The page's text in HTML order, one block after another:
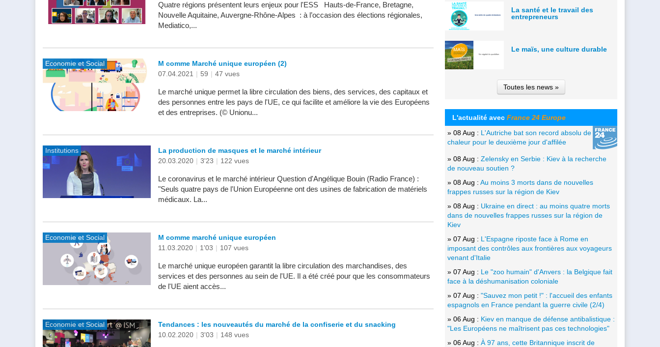
Quatre régions présentent leurs enjeux pour l'ESS Hauts-de-France, Bretagne,
Nouvelle Aquitaine, Auvergne-Rhône-Alpes : à l’occasion des élections régionales,
Mediatico,...
Economie et Social
M comme Marché unique européen (2)
07.04.2021 | 59 | 47 vues
Le marché unique permet la libre circulation des biens, des services, des capitaux et
des personnes entre les pays de l'UE, ce qui facilite et améliore la vie des Européens
et des entreprises. (© Unionu...
Institutions
La production de masques et le marché intérieur
20.03.2020 | 3'23 | 122 vues
Le coronavirus et le marché intérieur Question d'Angélique Bouin (Radio France) :
"Seuls quatre pays de l'Union Européenne ont des usines de fabrication de matériels
médicaux. La...
Economie et Social
M comme marché unique européen
11.03.2020 | 1'03 | 107 vues
Le marché unique européen garantit la libre circulation des marchandises, des
services et des personnes au sein de l'UE. Il a été créé pour que les consommateurs
de l'UE aient accès...
Economie et Social
Tendances : les nouveautés du marché de la confiserie et du snacking
10.02.2020 | 3'03 | 148 vues
La santé et le travail des
entrepreneurs
Le maïs, une culture durable
Toutes les news »
L'actualité avec France 24 Europe
» 08 Aug : L'Autriche bat son record absolu de
chaleur pour le deuxième jour d'affilée
» 08 Aug : Zelensky en Serbie : Kiev à la recherche
de nouveau soutien ?
» 08 Aug : Au moins 3 morts dans de nouvelles
frappes russes sur la région de Kiev
» 08 Aug : Ukraine en direct : au moins quatre morts
dans de nouvelles frappes russes sur la région de
Kiev
» 07 Aug : L'Espagne riposte face à Rome en
imposant des contrôles aux frontières aux voyageurs
venant d'Italie
» 07 Aug : Le "zoo humain" d'Anvers : la Belgique fait
face à la déshumanisation coloniale
» 07 Aug : "Sauvez mon petit !" : l'accueil des enfants
espagnols en France pendant la guerre civile (2/4)
» 06 Aug : Kiev en manque de défense antibalistique :
"Les Européens ne maîtrisent pas ces technologies"
» 06 Aug : À 97 ans, cette Britannique inscrit de